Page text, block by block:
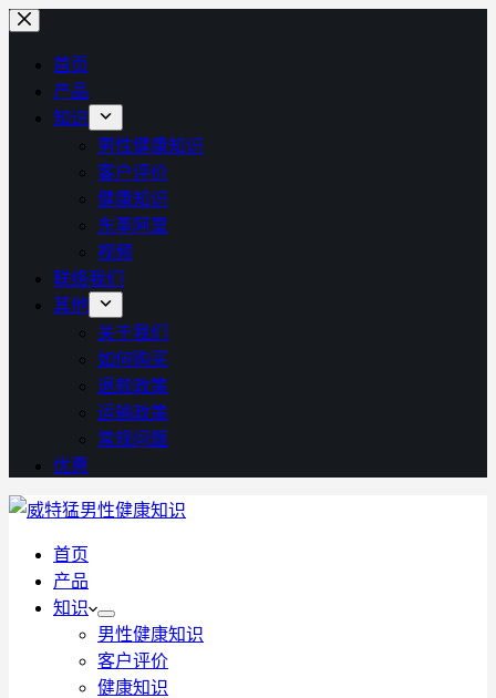
跳
首页
产品
知识
男性健康知识
客户评价
健康知识
东革阿里
视频
联络我们
其他
关于我们
如何购买
退款政策
运输政策
常规问题
优惠
首页
产品
知识
男性健康知识
客户评价
健康知识